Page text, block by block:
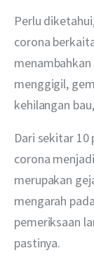
Perlu
corona
menambahkan
menggigil,
kehilangan
Dari sekitar
corona
merupakan
mengarah
pemeriksaan
pastinya.